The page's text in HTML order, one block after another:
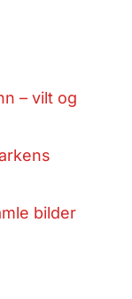
– vilt og
bilder